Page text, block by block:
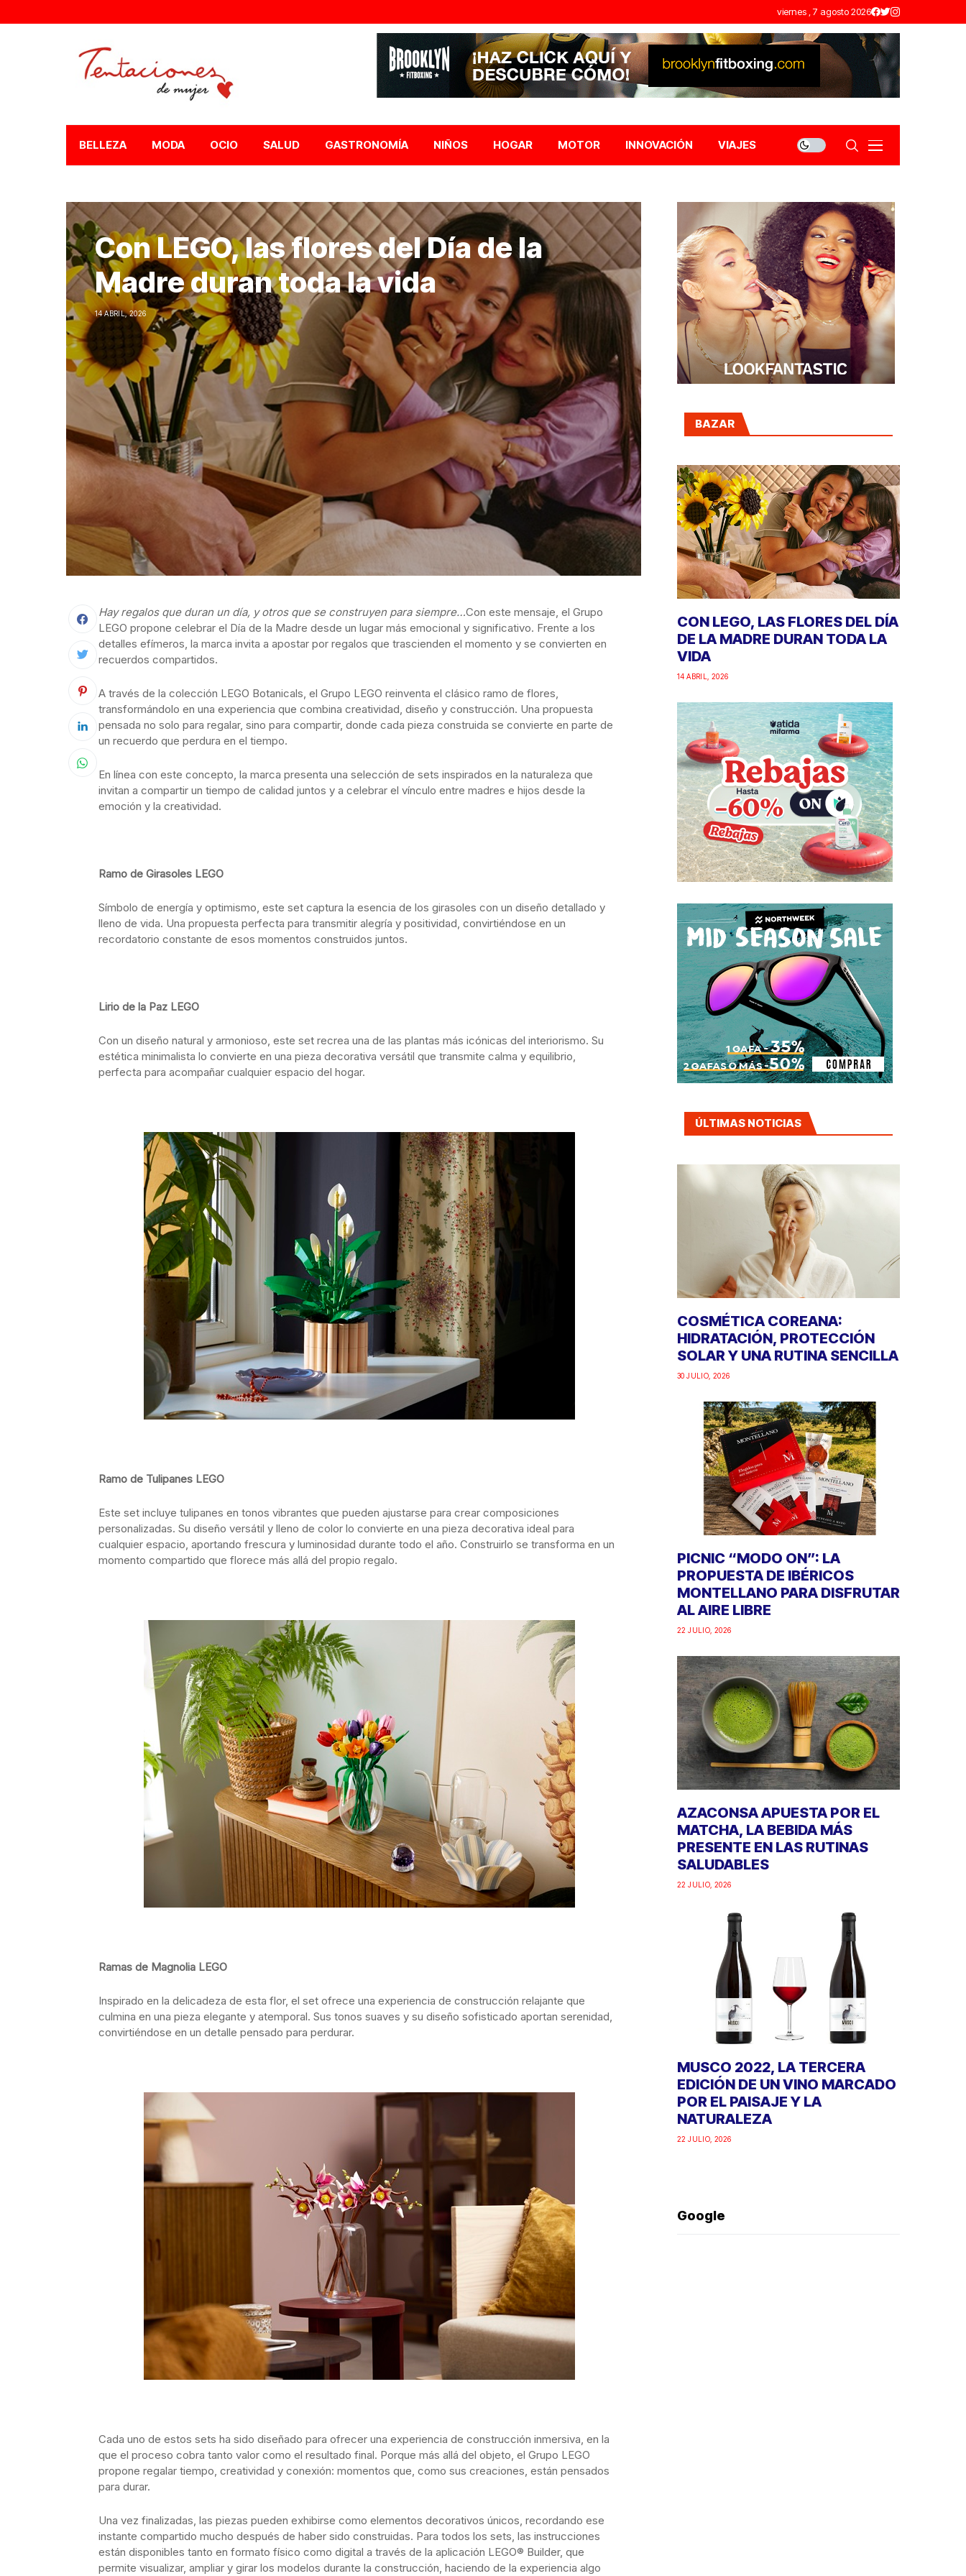
viernes , 7 agosto 2026
BELLEZA MODA OCIO SALUD GASTRONOMÍA NIÑOS HOGAR MOTOR INNOVACIÓN VIAJES
Con LEGO, las flores del Día de la
Madre duran toda la vida
14 ABRIL, 2026
Hay regalos que duran un día, y otros que se construyen para siempre…Con este mensaje, el Grupo
LEGO propone celebrar el Día de la Madre desde un lugar más emocional y significativo. Frente a los
detalles efímeros, la marca invita a apostar por regalos que trascienden el momento y se convierten en
recuerdos compartidos.
A través de la colección LEGO Botanicals, el Grupo LEGO reinventa el clásico ramo de flores,
transformándolo en una experiencia que combina creatividad, diseño y construcción. Una propuesta
pensada no solo para regalar, sino para compartir, donde cada pieza construida se convierte en parte de
un recuerdo que perdura en el tiempo.
En línea con este concepto, la marca presenta una selección de sets inspirados en la naturaleza que
invitan a compartir un tiempo de calidad juntos y a celebrar el vínculo entre madres e hijos desde la
emoción y la creatividad.
Ramo de Girasoles LEGO
Símbolo de energía y optimismo, este set captura la esencia de los girasoles con un diseño detallado y
lleno de vida. Una propuesta perfecta para transmitir alegría y positividad, convirtiéndose en un
recordatorio constante de esos momentos construidos juntos.
Lirio de la Paz LEGO
Con un diseño natural y armonioso, este set recrea una de las plantas más icónicas del interiorismo. Su
estética minimalista lo convierte en una pieza decorativa versátil que transmite calma y equilibrio,
perfecta para acompañar cualquier espacio del hogar.
Ramo de Tulipanes LEGO
Este set incluye tulipanes en tonos vibrantes que pueden ajustarse para crear composiciones
personalizadas. Su diseño versátil y lleno de color lo convierte en una pieza decorativa ideal para
cualquier espacio, aportando frescura y luminosidad durante todo el año. Construirlo se transforma en un
momento compartido que florece más allá del propio regalo.
Ramas de Magnolia LEGO
Inspirado en la delicadeza de esta flor, el set ofrece una experiencia de construcción relajante que
culmina en una pieza elegante y atemporal. Sus tonos suaves y su diseño sofisticado aportan serenidad,
convirtiéndose en un detalle pensado para perdurar.
Cada uno de estos sets ha sido diseñado para ofrecer una experiencia de construcción inmersiva, en la
que el proceso cobra tanto valor como el resultado final. Porque más allá del objeto, el Grupo LEGO
propone regalar tiempo, creatividad y conexión: momentos que, como sus creaciones, están pensados
para durar.
Una vez finalizadas, las piezas pueden exhibirse como elementos decorativos únicos, recordando ese
instante compartido mucho después de haber sido construidas. Para todos los sets, las instrucciones
están disponibles tanto en formato físico como digital a través de la aplicación LEGO® Builder, que
permite visualizar, ampliar y girar los modelos durante la construcción, haciendo de la experiencia algo
BAZAR
CON LEGO, LAS FLORES DEL DÍA
DE LA MADRE DURAN TODA LA
VIDA
14 ABRIL, 2026
ÚLTIMAS NOTICIAS
COSMÉTICA COREANA:
HIDRATACIÓN, PROTECCIÓN
SOLAR Y UNA RUTINA SENCILLA
30 JULIO, 2026
PICNIC “MODO ON”: LA
PROPUESTA DE IBÉRICOS
MONTELLANO PARA DISFRUTAR
AL AIRE LIBRE
22 JULIO, 2026
AZACONSA APUESTA POR EL
MATCHA, LA BEBIDA MÁS
PRESENTE EN LAS RUTINAS
SALUDABLES
22 JULIO, 2026
MUSCO 2022, LA TERCERA
EDICIÓN DE UN VINO MARCADO
POR EL PAISAJE Y LA
NATURALEZA
22 JULIO, 2026
Google